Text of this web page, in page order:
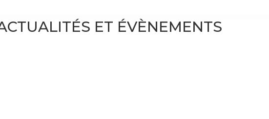
ET ÉVÈNEMENTS